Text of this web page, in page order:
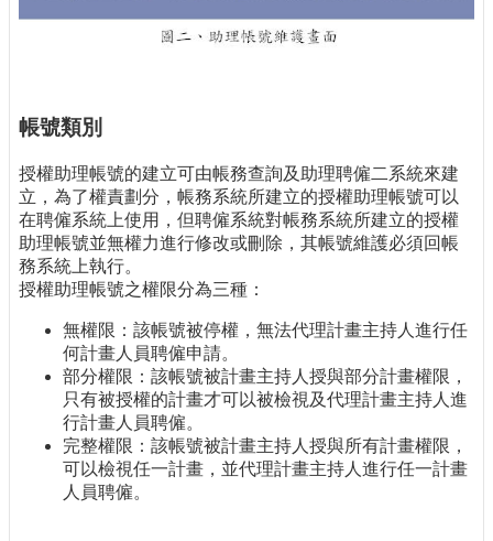
帳號類別
授權助理帳號的建立可由帳務查詢及助理聘僱二系統來建
立，為了權責劃分，帳務系統所建立的授權助理帳號可以
在聘僱系統上使用，但聘僱系統對帳務系統所建立的授權
助理帳號並無權力進行修改或刪除，其帳號維護必須回帳
務系統上執行。
授權助理帳號之權限分為三種：
無權限：該帳號被停權，無法代理計畫主持人進行任
何計畫人員聘僱申請。
部分權限：該帳號被計畫主持人授與部分計畫權限，
只有被授權的計畫才可以被檢視及代理計畫主持人進
行計畫人員聘僱。
完整權限：該帳號被計畫主持人授與所有計畫權限，
可以檢視任一計畫，並代理計畫主持人進行任一計畫
人員聘僱。